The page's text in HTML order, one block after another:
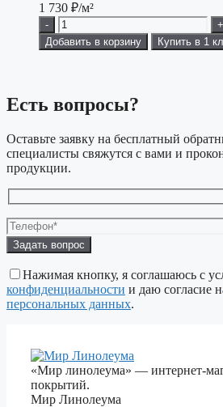
1 730 ₽/м²
-
+
Добавить в корзину
Купить в 1
Есть вопросы?
Оставьте заявку на бесплатный
специалисты свяжутся с вами и
продукции.
Оставьте
это
поле
пустым.
Нажимая кнопку, я соглашаюсь с
конфиденциальности и даю согласие
персональных данных.
«Мир линолеума» — интернет-
покрытий.
Мир Линолеума